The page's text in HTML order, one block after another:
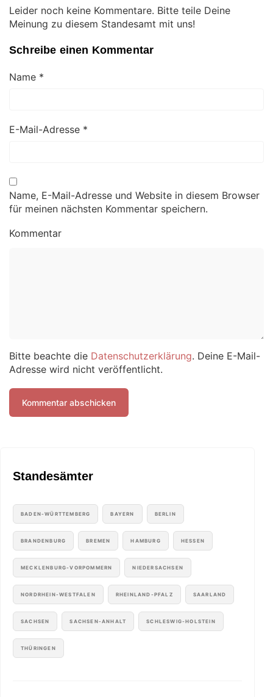
Leider noch keine Kommentare. Bitte teile Deine
Meinung zu diesem Standesamt mit uns!
Schreibe einen Kommentar
Name *
E-Mail-Adresse *
Name, E-Mail-Adresse und Website in diesem Browser
für meinen nächsten Kommentar speichern.
Kommentar
Bitte beachte die Datenschutzerklärung. Deine E-Mail-
Adresse wird nicht veröffentlicht.
Standesämter
BADEN-WÜRTTEMBERG BAYERN BERLIN
BRANDENBURG BREMEN HAMBURG HESSEN
MECKLENBURG-VORPOMMERN NIEDERSACHSEN
NORDRHEIN-WESTFALEN RHEINLAND-PFALZ SAARLAND
SACHSEN SACHSEN-ANHALT SCHLESWIG-HOLSTEIN
THÜRINGEN